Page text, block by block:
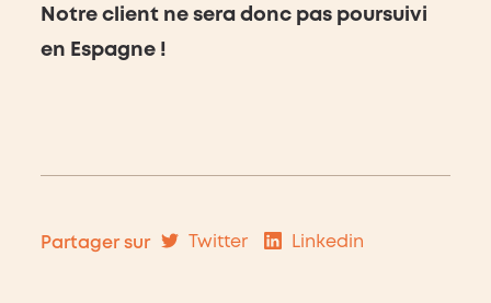
Notre client ne sera donc pas poursuivi
en Espagne !
Partager sur Twitter Linkedin